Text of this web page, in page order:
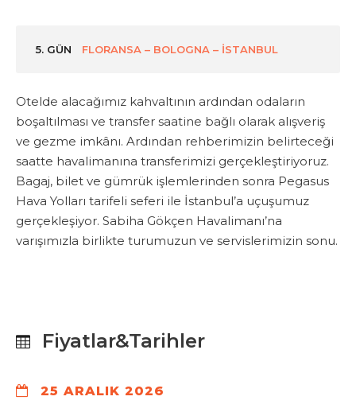
5. GÜN FLORANSA – BOLOGNA – İSTANBUL
Otelde alacağımız kahvaltının ardından odaların
boşaltılması ve transfer saatine bağlı olarak alışveriş
ve gezme imkânı. Ardından rehberimizin belirteceği
saatte havalimanına transferimizi gerçekleştiriyoruz.
Bagaj, bilet ve gümrük işlemlerinden sonra Pegasus
Hava Yolları tarifeli seferi ile İstanbul’a uçuşumuz
gerçekleşiyor. Sabiha Gökçen Havalimanı’na
varışımızla birlikte turumuzun ve servislerimizin sonu.
Fiyatlar&Tarihler
25 ARALIK 2026